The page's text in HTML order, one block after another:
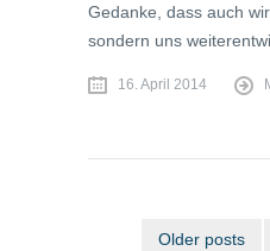
Gedanke, dass auch
sondern uns
16. April 2014
Older posts